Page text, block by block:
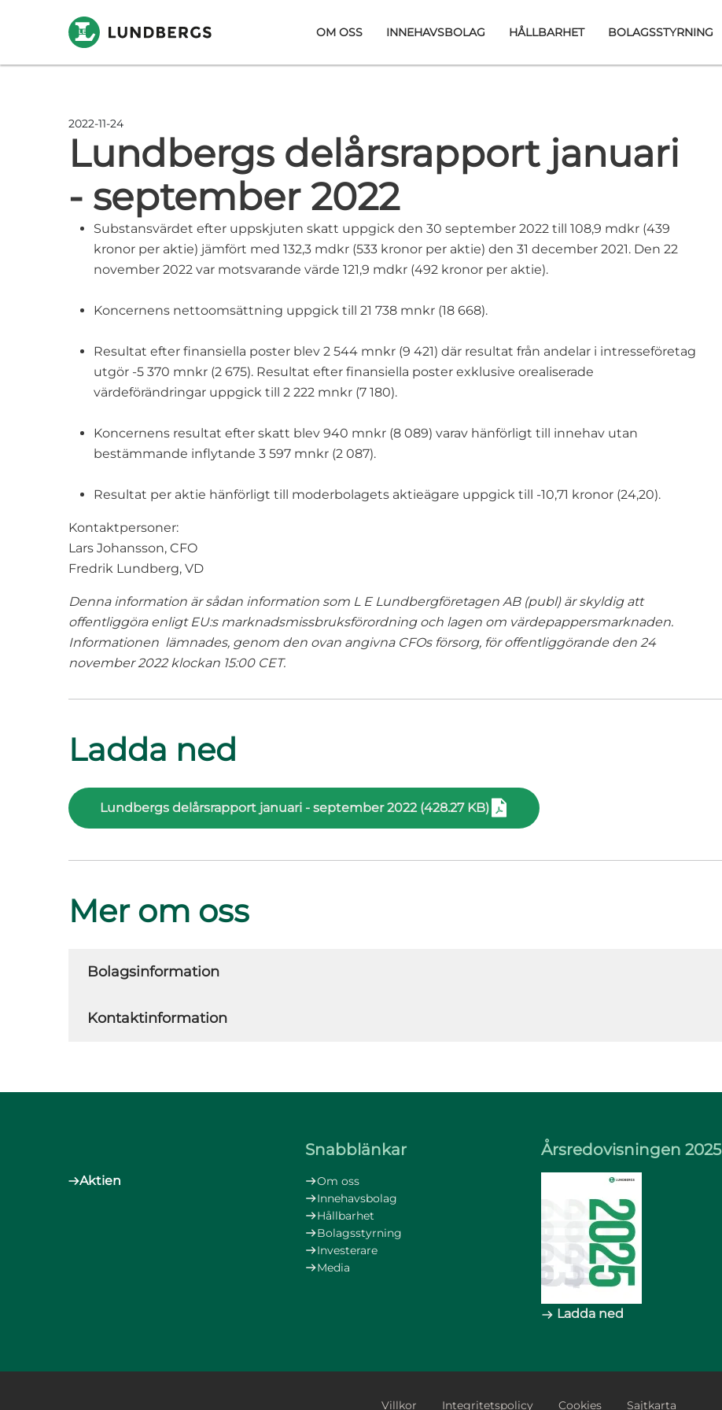
OM OSS INNEHAVSBOLAG HÅLLBARHET BOLAGSSTYRNING
2022-11-24
Lundbergs delårsrapport januari
- september 2022
Substansvärdet efter uppskjuten skatt uppgick den 30 september 2022 till 108,9 mdkr (439
kronor per aktie) jämfört med 132,3 mdkr (533 kronor per aktie) den 31 december 2021. Den 22
november 2022 var motsvarande värde 121,9 mdkr (492 kronor per aktie).
Koncernens nettoomsättning uppgick till 21 738 mnkr (18 668).
Resultat efter finansiella poster blev 2 544 mnkr (9 421) där resultat från andelar i intresseföretag
utgör -5 370 mnkr (2 675). Resultat efter finansiella poster exklusive orealiserade
värdeförändringar uppgick till 2 222 mnkr (7 180).
Koncernens resultat efter skatt blev 940 mnkr (8 089) varav hänförligt till innehav utan
bestämmande inflytande 3 597 mnkr (2 087).
Resultat per aktie hänförligt till moderbolagets aktieägare uppgick till -10,71 kronor (24,20).
Kontaktpersoner:
Lars Johansson, CFO
Fredrik Lundberg, VD
Denna information är sådan information som L E Lundbergföretagen AB (publ) är skyldig att
offentliggöra enligt EU:s marknadsmissbruksförordning och lagen om värdepappersmarknaden.
Informationen lämnades, genom den ovan angivna CFOs försorg, för offentliggörande den 24
november 2022 klockan 15:00 CET.
Ladda ned
Lundbergs delårsrapport januari - september 2022 (428.27 KB)
Mer om oss
Bolagsinformation
Kontaktinformation
Aktien
Snabblänkar
Om oss
Innehavsbolag
Hållbarhet
Bolagsstyrning
Investerare
Media
Årsredovisningen 2025
Ladda ned
Footer Bottom
Villkor Integritetspolicy Cookies Sajtkarta